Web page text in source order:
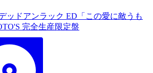
ッドアンラック ED「この愛に敵うも
完全生産限定盤